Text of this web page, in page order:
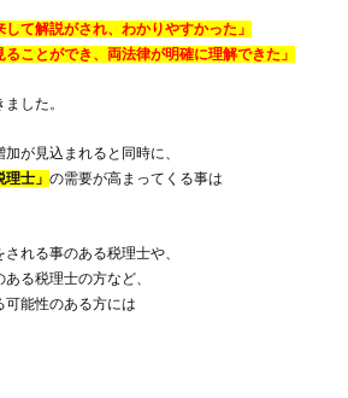
して解説がされ、わかりやすかった」
ることができ、両法律が明確に理解できた」
した。
が見込まれると同時に、
士」 の需要が高まってくる事は
れる事のある税理士や、
る税理士の方など、
可能性のある方には